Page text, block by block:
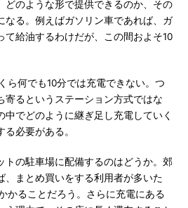
どのような形で提供できるのか、その
なる。例えばガソリン車であれば、ガ
て給油するわけだが、この間およそ10
ら何でも10分では充電できない。つ
寄るというステーション方式ではな
中でどのように継ぎ足し充電していく
必要がある。
の駐車場に配備するのはどうか。郊
、まとめ買いをする利用者が多いた
かることだろう。さらに充電にある